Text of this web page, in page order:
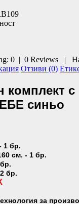
0 | 0 Reviews |
Отзиви (0)
комплект
синьо
1 бр.
см. - 1 бр.
бр.
за